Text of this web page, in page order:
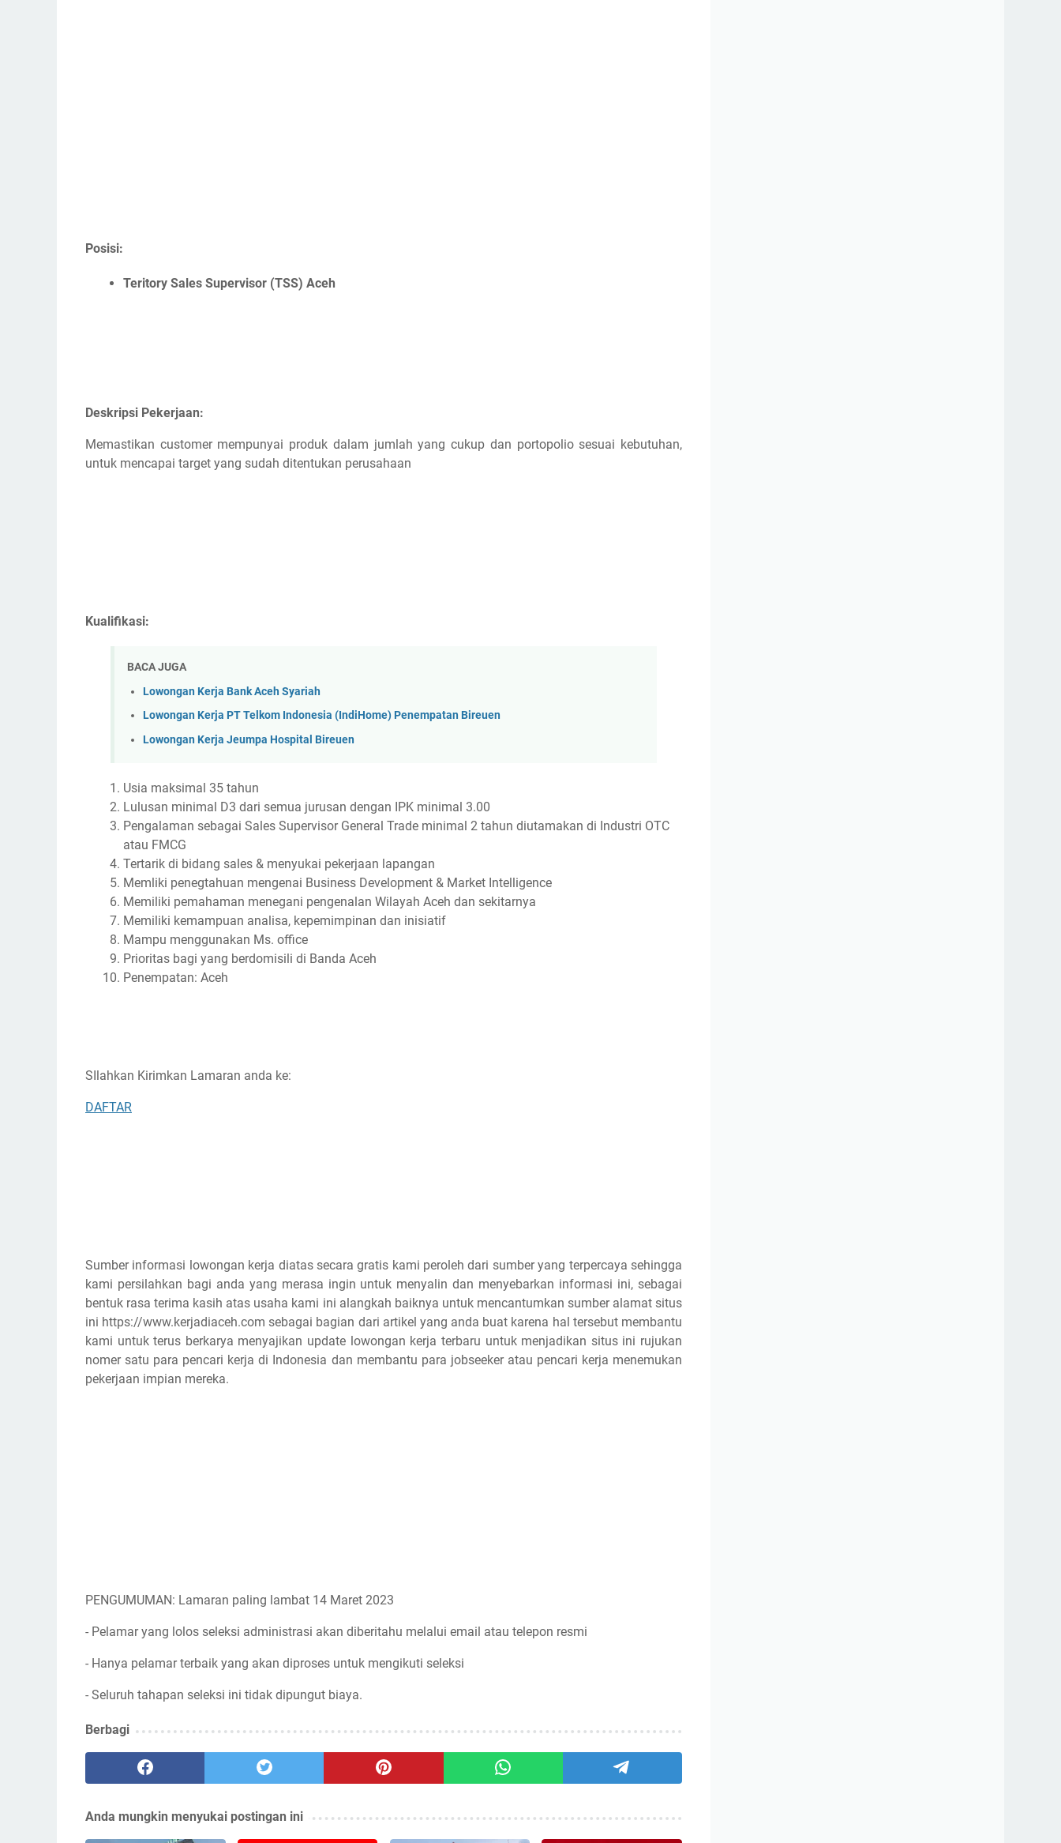
Posisi:
Teritory Sales Supervisor (TSS) Aceh
Deskripsi Pekerjaan:
Memastikan customer mempunyai produk dalam jumlah yang cukup dan portopolio sesuai kebutuhan,
untuk mencapai target yang sudah ditentukan perusahaan
Kualifikasi:
BACA JUGA
Lowongan Kerja Bank Aceh Syariah
Lowongan Kerja PT Telkom Indonesia (IndiHome) Penempatan Bireuen
Lowongan Kerja Jeumpa Hospital Bireuen
Usia maksimal 35 tahun
Lulusan minimal D3 dari semua jurusan dengan IPK minimal 3.00
Pengalaman sebagai Sales Supervisor General Trade minimal 2 tahun diutamakan di Industri OTC
atau FMCG
Tertarik di bidang sales & menyukai pekerjaan lapangan
Memliki penegtahuan mengenai Business Development & Market Intelligence
Memiliki pemahaman menegani pengenalan Wilayah Aceh dan sekitarnya
Memiliki kemampuan analisa, kepemimpinan dan inisiatif
Mampu menggunakan Ms. office
Prioritas bagi yang berdomisili di Banda Aceh
Penempatan: Aceh
SIlahkan Kirimkan Lamaran anda ke:
DAFTAR
Sumber informasi lowongan kerja diatas secara gratis kami peroleh dari sumber yang terpercaya sehingga
kami persilahkan bagi anda yang merasa ingin untuk menyalin dan menyebarkan informasi ini, sebagai
bentuk rasa terima kasih atas usaha kami ini alangkah baiknya untuk mencantumkan sumber alamat situs
ini https://www.kerjadiaceh.com sebagai bagian dari artikel yang anda buat karena hal tersebut membantu
kami untuk terus berkarya menyajikan update lowongan kerja terbaru untuk menjadikan situs ini rujukan
nomer satu para pencari kerja di Indonesia dan membantu para jobseeker atau pencari kerja menemukan
pekerjaan impian mereka.
PENGUMUMAN: Lamaran paling lambat 14 Maret 2023
- Pelamar yang lolos seleksi administrasi akan diberitahu melalui email atau telepon resmi
- Hanya pelamar terbaik yang akan diproses untuk mengikuti seleksi
- Seluruh tahapan seleksi ini tidak dipungut biaya.
Berbagi
Anda mungkin menyukai postingan ini